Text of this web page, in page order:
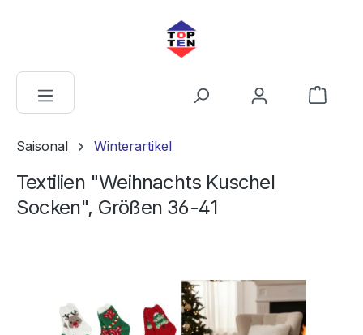
Saisonal Winterartikel
Textilien "Weihnachts Kuschel
Socken", Größen 36-41